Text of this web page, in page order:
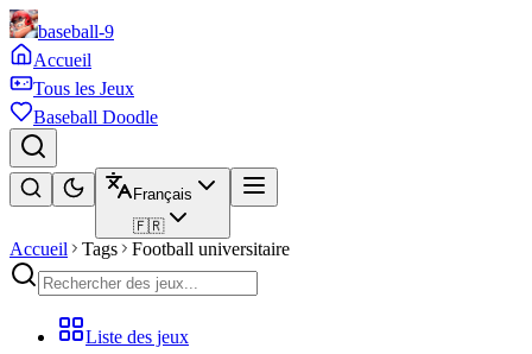
baseball-9
Accueil
Tous les Jeux
Baseball Doodle
Français
🇫🇷
Accueil Tags Football universitaire
Liste des jeux